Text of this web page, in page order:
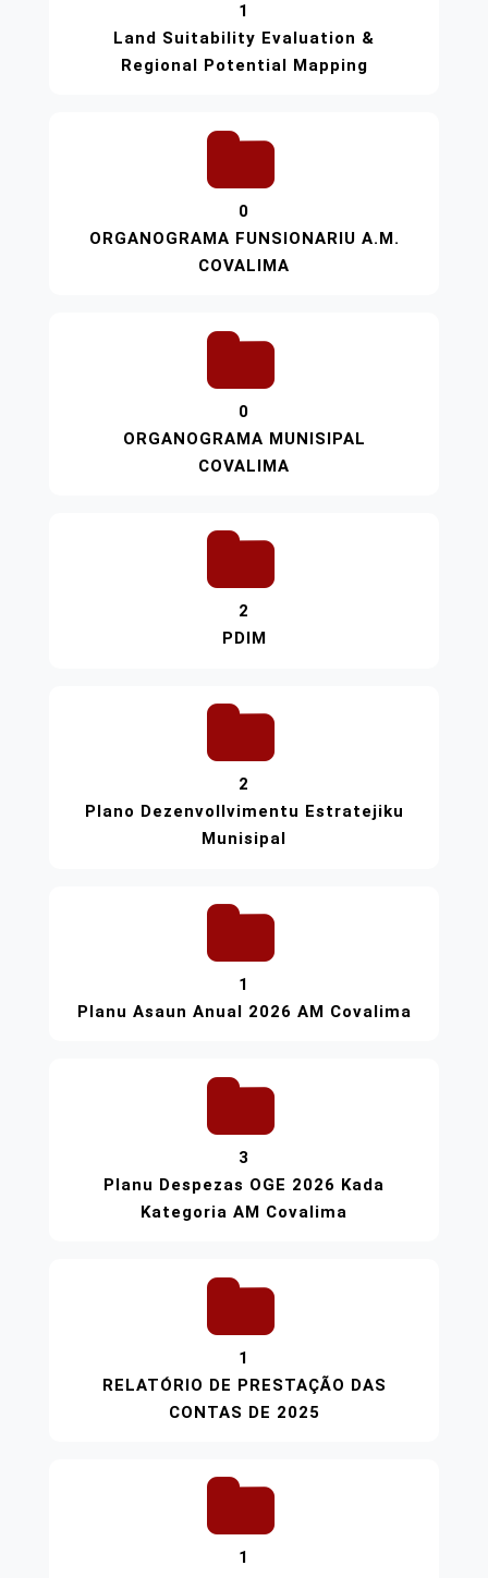
1
Land Suitability Evaluation &
Regional Potential Mapping
0
ORGANOGRAMA FUNSIONARIU A.M.
COVALIMA
0
ORGANOGRAMA MUNISIPAL
COVALIMA
2
PDIM
2
Plano Dezenvollvimentu Estratejiku
Munisipal
1
Planu Asaun Anual 2026 AM Covalima
3
Planu Despezas OGE 2026 Kada
Kategoria AM Covalima
1
RELATÓRIO DE PRESTAÇÃO DAS
CONTAS DE 2025
1